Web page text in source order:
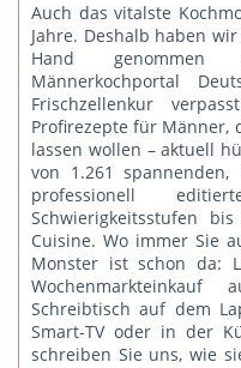
Auch das vitalste
Jahre. Deshalb haben
Hand genommen
Männerkochportal
Frischzellenkur
Profirezepte für Männer,
lassen wollen – aktuell
von 1.261
professionell
Schwierigkeitsstufen
Cuisine. Wo immer Sie
Monster ist schon da:
Schreibtisch auf dem
Smart-TV oder in der
schreiben Sie uns, wie